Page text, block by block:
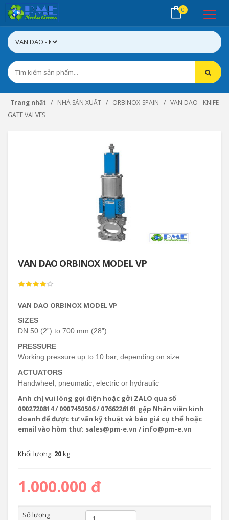
0
Trang nhất NHÀ SẢN XUẤT ORBINOX-SPAIN
VAN DAO - KNIFE
GATE VALVES
VAN DAO ORBINOX MODEL VP
VAN DAO ORBINOX MODEL VP
SIZES
DN 50 (2”) to 700 mm (28”)
PRESSURE
Working pressure up to 10 bar, depending on size.
ACTUATORS
Handwheel, pneumatic, electric or hydraulic
Anh chị vui lòng gọi điện hoặc gởi ZALO qua số
0902720814 / 0907450506 / 0766226161 gặp Nhân viên kinh
doanh để được tư vấn kỹ thuật và báo giá cụ thể hoặc
email vào hòm thư: sales@pm-e.vn / info@pm-e.vn
Khối lượng: 20kg
1.000.000 đ
Số lượng